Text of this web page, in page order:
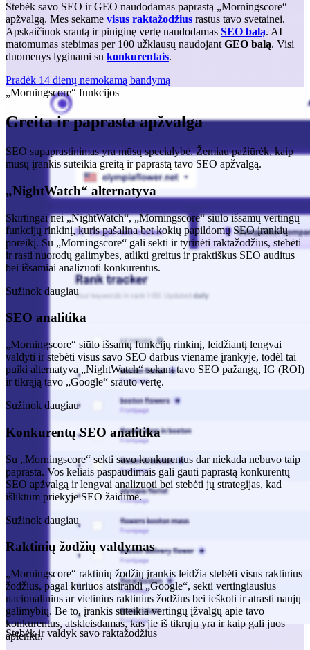
Stebėk savo SEO ir GEO naudodamas paprastą „Morningscore“
apžvalgą. Mes sekame visus raktažodžius rastus tavo svetainei.
Apskaičiuok srautą ir piniginę vertę naudodamas SEO balą. AI
matomumas stebimas per 100 užklausų naudojantGEO balą. Visi
duomenys lyginami su konkurentais.
Pradėk 14 dienų nemokamą bandymą
Stebėk ir valdyk savo raktažodžius
„Morningscore“ funkcijos
Greita ir paprasta apžvalga
SEO supaprastinimas yra mūsų specialybė. Žemiau pažiūrėk, kaip
mūsų įrankis suteikia greitą ir paprastą tavo SEO apžvalgą.
„NightWatch“ alternatyva
Skirtingai nei „NightWatch“, „Morningscore“ siūlo išsamų vertingų
funkcijų rinkinį, kuris pašalina bet kokių papildomų SEO įrankių
poreikį. Su „Morningscore“ gali sekti ir tyrinėti raktažodžius, stebėti
ir rasti nuorodų galimybes, atlikti greitus ir praktiškus SEO auditus
bei išsamiai analizuoti konkurentus.
Sužinok daugiau
SEO analitika
„Morningscore“ siūlo išsamų funkcijų rinkinį, leidžiantį lengvai
valdyti ir stebėti visus savo SEO darbus viename įrankyje, todėl tai
puiki alternatyva „NightWatch“ sekant tavo SEO pažangą, IG (ROI)
ir tikrąją tavo „Google“ srauto vertę.
Sužinok daugiau
Konkurentų SEO analitika
Su „Morningscore“ sekti savo konkurentus dar niekada nebuvo taip
paprasta. Vos keliais paspaudimais gali gauti paprastą konkurentų
SEO apžvalgą ir lengvai analizuoti bei stebėti jų strategijas, kad
išliktum priekyje SEO žaidime.
Sužinok daugiau
Raktinių žodžių valdymas
„Morningscore“ raktinių žodžių įrankis leidžia stebėti visus raktinius
žodžius, pagal kuriuos atsirandi „Google“, sekti vertingiausius
nacionalinius ar vietinius raktinius žodžius bei ieškoti ir atrasti naujų
galimybių. Be to, įrankis suteikia vertingų įžvalgų apie tavo
konkurentus, atskleisdamas, kas jie iš tikrųjų yra ir kaip gali juos
aplenkti.